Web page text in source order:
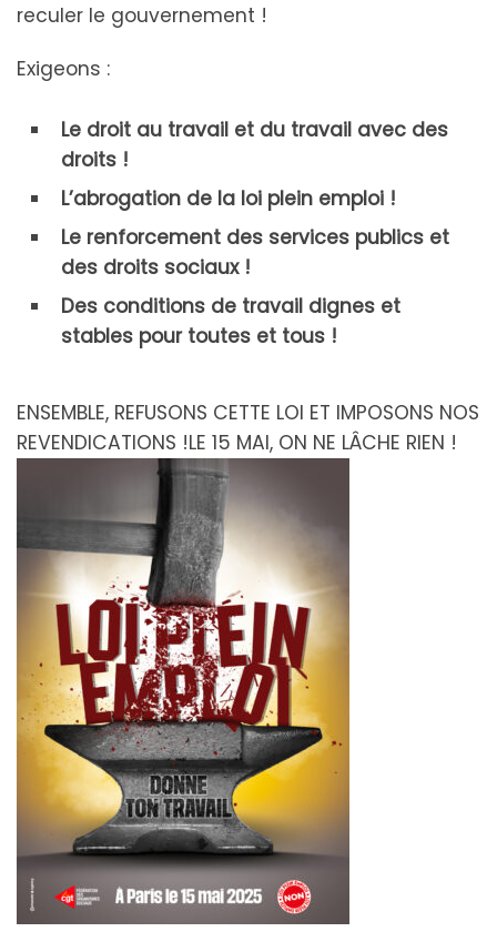
reculer le gouvernement !
Exigeons :
Le droit au travail et du travail avec des
droits !
L’abrogation de la loi plein emploi !
Le renforcement des services publics et
des droits sociaux !
Des conditions de travail dignes et
stables pour toutes et tous !
ENSEMBLE, REFUSONS CETTE LOI ET IMPOSONS NOS
REVENDICATIONS !LE 15 MAI, ON NE LÂCHE RIEN !